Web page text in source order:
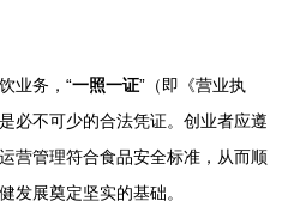
业务，“一照一证”（即《营业执
必不可少的合法凭证。创业者应遵
营管理符合食品安全标准，从而顺
发展奠定坚实的基础。